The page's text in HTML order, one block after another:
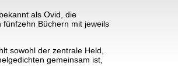
als Ovid, die
Büchern mit jeweils
sowohl der zentrale Held,
gemeinsam ist,